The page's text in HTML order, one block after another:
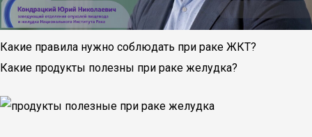
Какие правила нужно соблюдать при раке ЖКТ?
Какие продукты полезны при раке желудка?